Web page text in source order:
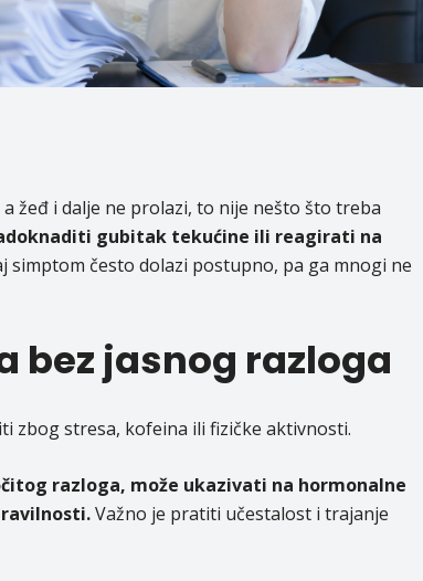
žeđ i dalje ne prolazi, to nije nešto što treba
gubitak tekućine ili reagirati na
simptom često dolazi postupno, pa ga mnogi ne
bez jasnog razloga
zbog stresa, kofeina ili fizičke aktivnosti.
razloga, može ukazivati na hormonalne
Važno je pratiti učestalost i trajanje